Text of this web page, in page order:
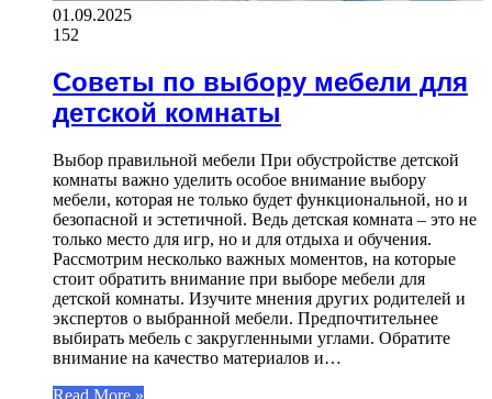
01.09.2025
152
Советы по выбору мебели для
детской комнаты
Выбор правильной мебели При обустройстве детской
комнаты важно уделить особое внимание выбору
мебели, которая не только будет функциональной, но и
безопасной и эстетичной. Ведь детская комната – это не
только место для игр, но и для отдыха и обучения.
Рассмотрим несколько важных моментов, на которые
стоит обратить внимание при выборе мебели для
детской комнаты. Изучите мнения других родителей и
экспертов о выбранной мебели. Предпочтительнее
выбирать мебель с закругленными углами. Обратите
внимание на качество материалов и…
Read More »